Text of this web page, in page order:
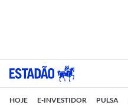
HOJE E-INVESTIDOR PULSA